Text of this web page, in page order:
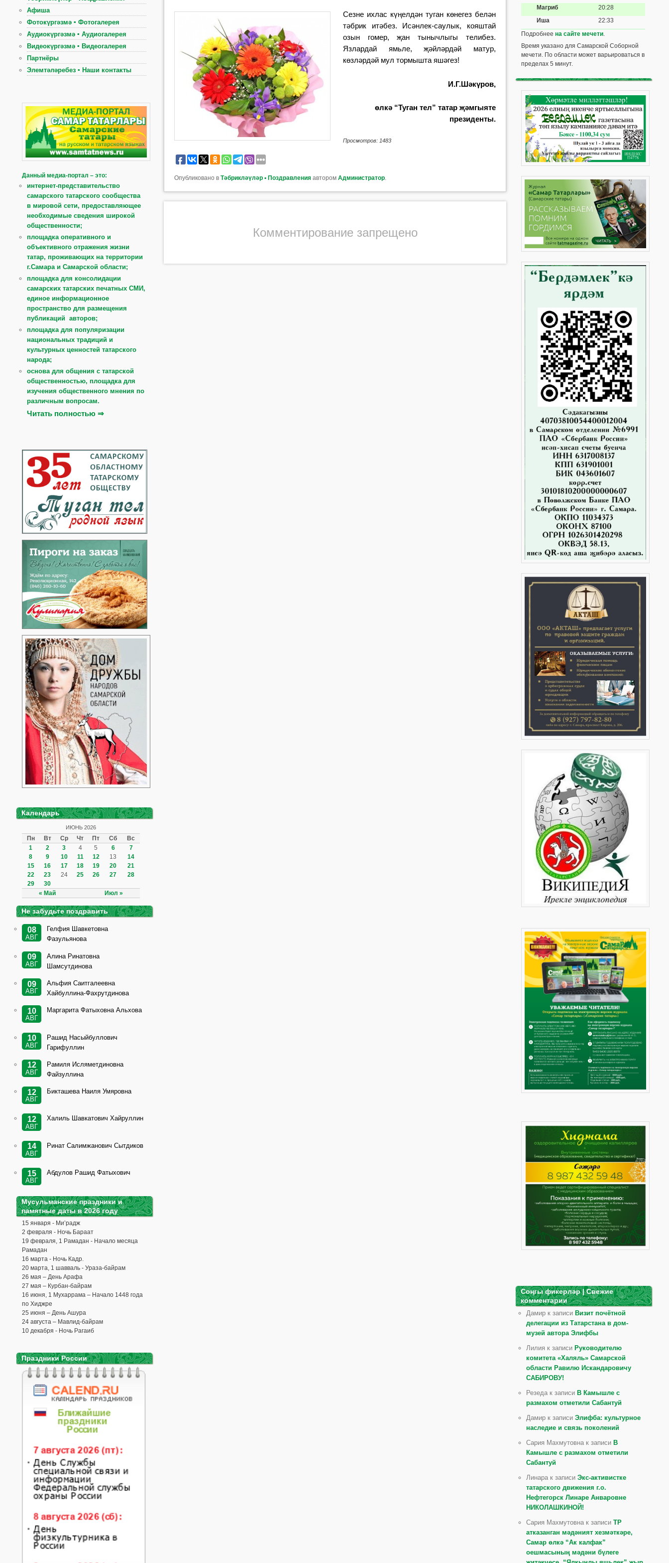
Сезне ихлас күңелдән туган көнегез белән
тәбрик итәбез. Исәнлек-саулык, кояштай
озын гомер, җан тынычлыгы телибез.
Язлардай ямьле, җәйләрдәй матур,
көзләрдәй мул тормышта яшәгез!
И.Г.Шәкүров,
өлкә “Туган тел” татар җәмгыяте
президенты.
Просмотров: 1483
Опубликовано вТәбрикләүләр ▪ Поздравления авторомАдминистратор.
Комментирование запрещено
Афиша
Фотокүргәзмә ▪ Фотогалерея
Аудиокүргәзмә ▪ Аудиогалерея
Видеокүргәзмә ▪ Видеогалерея
Партнёры
Элемтәләребез ▪ Наши контакты
Данный медиа-портал – это:
интернет-представительство
самарского татарского сообщества
в мировой сети, предоставляющее
необходимые сведения широкой
общественности;
площадка оперативного и
объективного отражения жизни
татар, проживающих на территории
г.Самара и Самарской области;
площадка для консолидации
самарских татарских печатных СМИ,
единое информационное
пространство для размещения
публикаций авторов;
площадка для популяризации
национальных традиций и
культурных ценностей татарского
народа;
основа для общения с татарской
общественностью, площадка для
изучения общественного мнения по
различным вопросам.
Читать полностью ⇒
Календарь
ИЮНЬ 2026
Пн Вт Ср Чт Пт Сб Вс
« Май Июл »
1 2 3 4 5 6
7
8
9 10 11 12 13
14
15
16 17 18 19 20
21
22
23 24 25 26 27
28
29
30
Не забудьте поздравить
08
АВГ
Гелфия Шавкетовна
Фазульянова
09
АВГ
Алина Ринатовна
Шамсутдинова
09
АВГ
Альфия Саитгалеевна
Хайбуллина-Фахрутдинова
10
АВГ
Маргарита Фатыховна Альхова
10
АВГ
Рашид Насыйбуллович
Гарифуллин
12
АВГ
Рамиля Исляметдиновна
Файзуллина
12
АВГ
Бикташева Наиля Умяровна
12
АВГ
Халиль Шавкатович Хайруллин
14
АВГ
Ринат Салимжанович Сытдиков
15
АВГ
Абдулов Рашид Фатыхович
Мусульманские праздники и
памятные даты в 2026 году
15 января - Ми’радж
2 февраля - Ночь Бараат
19 февраля, 1 Рамадан - Начало месяца
Рамадан
16 марта - Ночь Кадр.
20 марта, 1 шавваль - Ураза-байрам
26 мая – День Арафа
27 мая – Курбан-байрам
16 июня, 1 Мухаррама – Начало 1448 года
по Хиджре
25 июня – День Ашура
24 августа – Мавлид-байрам
10 декабря - Ночь Рагаиб
Праздники России
Магриб
20:28
Иша
22:33
Подробнеена сайте мечети.
Время указано для Самарской Соборной
мечети. По области может варьироваться в
пределах 5 минут.
Соңгы фикерләр | Свежие
комментарии
Дамир к записи Визит почётной
делегации из Татарстана в дом-
музей автора Элифбы
Лилия к записи Руководителю
комитета «Халяль» Самарской
области Равилю Искандаровичу
САБИРОВУ!
Резеда к записи В Камышле с
размахом отметили Сабантуй
Дамир к записиЭлифба: культурное
наследие и связь поколений
Сария Махмутовна к записи В
Камышле с размахом отметили
Сабантуй
Линара к записиЭкс-активистке
татарского движения г.о.
Нефтегорск Линаре Анваровне
НИКОЛАШКИНОЙ!
Сария Махмутовна к записиТР
атказанган мәдәният хезмәткәре,
Самар өлкә “Ак калфак”
оешмасының мәдәни бүлеге